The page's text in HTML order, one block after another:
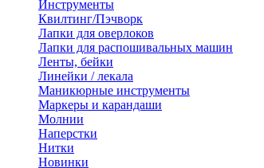
Инструменты
Квилтинг/Пэчворк
Лапки для оверлоков
Лапки для распошивальных машин
Ленты, бейки
Линейки / лекала
Маникюрные инструменты
Маркеры и карандаши
Молнии
Наперстки
Нитки
Новинки